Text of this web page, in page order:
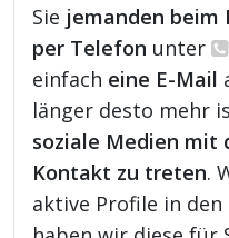
Sie jemanden beim
per Telefon unter
einfach eine E-Mail
länger desto mehr
soziale Medien mit
Kontakt zu treten.
aktive Profile in